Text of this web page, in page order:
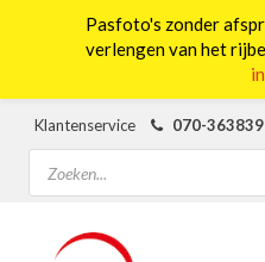
Klantenservice
070-
Producten
zoeken
Pasfoto's zonder
verlengen van het